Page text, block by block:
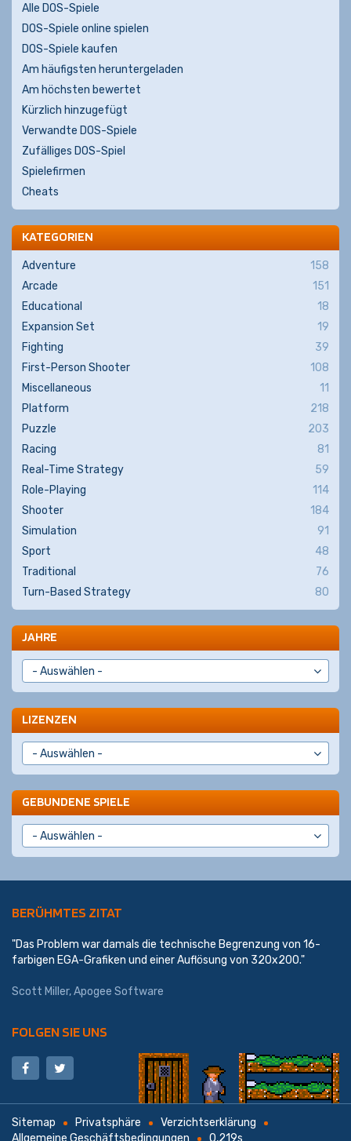
Alle DOS-Spiele
DOS-Spiele online spielen
DOS-Spiele kaufen
Am häufigsten heruntergeladen
Am höchsten bewertet
Kürzlich hinzugefügt
Verwandte DOS-Spiele
Zufälliges DOS-Spiel
Spielefirmen
Cheats
KATEGORIEN
Adventure
158
Arcade
151
Educational
18
Expansion Set
19
Fighting
39
First-Person Shooter
108
Miscellaneous
11
Platform
218
Puzzle
203
Racing
81
Real-Time Strategy
59
Role-Playing
114
Shooter
184
Simulation
91
Sport
48
Traditional
76
Turn-Based Strategy
80
JAHRE
LIZENZEN
GEBUNDENE SPIELE
BERÜHMTES ZITAT
"Das Problem war damals die technische Begrenzung von 16-
farbigen EGA-Grafiken und einer Auflösung von 320x200."
Scott Miller,Apogee Software
FOLGEN SIE UNS
Sitemap Privatsphäre
Verzichtserklärung
Allgemeine Geschäftsbedingungen
0,219s